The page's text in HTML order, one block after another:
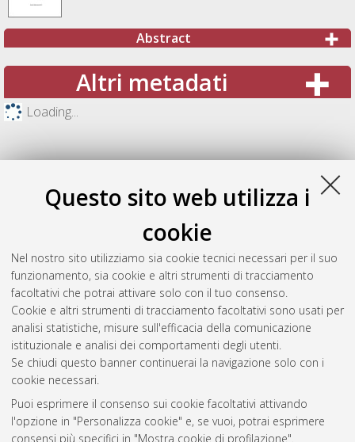
Questo sito web utilizza i
cookie
Nel nostro sito utilizziamo sia cookie tecnici necessari per il suo
funzionamento, sia cookie e altri strumenti di tracciamento
facoltativi che potrai attivare solo con il tuo consenso.
Cookie e altri strumenti di tracciamento facoltativi sono usati per
analisi statistiche, misure sull'efficacia della comunicazione
istituzionale e analisi dei comportamenti degli utenti.
Se chiudi questo banner continuerai la navigazione solo con i
cookie necessari.
Puoi esprimere il consenso sui cookie facoltativi attivando
l'opzione in "Personalizza cookie" e, se vuoi, potrai esprimere
consensi più specifici in "Mostra cookie di profilazione".
Abstract
Altri metadati
Loading...
Gestione del documento:
Atom
Rss 1.0